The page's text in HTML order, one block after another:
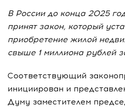
В России до конца 2025
принят закон, который
приобретение жилой
свыше 1 миллиона рублей
Соответствующий
инициирован и
Думу заместителем